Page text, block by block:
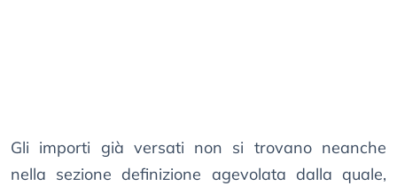
Gli importi già versati non si trovano neanche
nella sezione definizione agevolata dalla quale,